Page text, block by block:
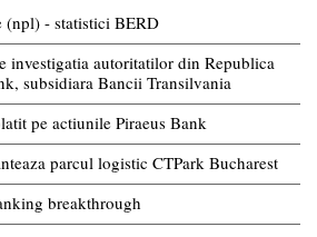
(npl) - statistici BERD
investigatia autoritatilor din Republica
subsidiara Bancii Transilvania
pe actiunile Piraeus Bank
parcul logistic CTPark Bucharest
breakthrough